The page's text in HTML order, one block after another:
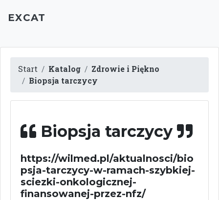
EXCAT
Start Katalog
Zdrowie i Piękno
Biopsja tarczycy
Biopsja tarczycy
https://wilmed.pl/aktualnosci/bio
psja-tarczycy-w-ramach-szybkiej-
sciezki-onkologicznej-
finansowanej-przez-nfz/